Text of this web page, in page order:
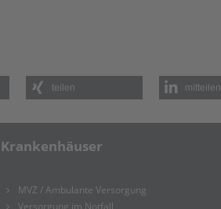
teilen mitteilen
Krankenhäuser
MVZ / Ambulante Versorgung
Versorgung im Notfall